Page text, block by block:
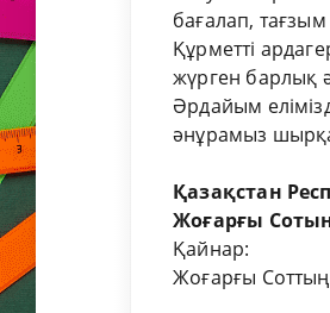
бағалап, тағзым
Құрметті
жүрген барлық
Әрдайым
әнұрамыз
Қазақстан
Жоғарғы
Қайнар:
Жоғарғы